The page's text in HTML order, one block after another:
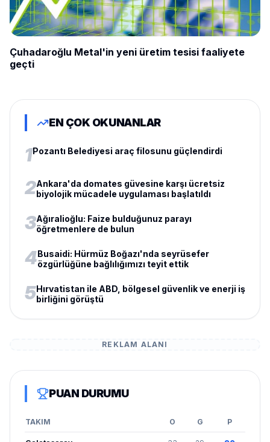
Çuhadaroğlu Metal'in yeni üretim tesisi faaliyete
geçti
EN ÇOK OKUNANLAR
1Pozantı Belediyesi araç filosunu güçlendirdi
2Ankara'da domates güvesine karşı ücretsiz
biyolojik mücadele uygulaması başlatıldı
3Ağıralioğlu: Faize bulduğunuz parayı
öğretmenlere de bulun
4Busaidi: Hürmüz Boğazı'nda seyrüsefer
özgürlüğüne bağlılığımızı teyit ettik
5Hırvatistan ile ABD, bölgesel güvenlik ve enerji iş
birliğini görüştü
REKLAM ALANI
PUAN DURUMU
TAKIM O G P